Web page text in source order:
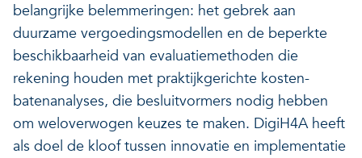
belangrijke belemmeringen: het gebrek aan
duurzame vergoedingsmodellen en de beperkte
beschikbaarheid van evaluatiemethoden die
rekening houden met praktijkgerichte kosten-
batenanalyses, die besluitvormers nodig hebben
om weloverwogen keuzes te maken. DigiH4A heeft
als doel de kloof tussen innovatie en implementatie